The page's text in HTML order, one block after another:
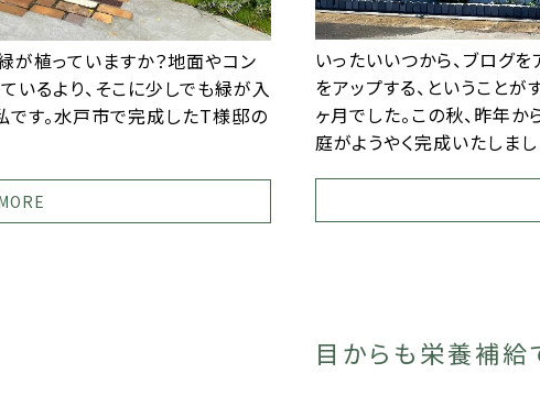
が植っていますか？地面やコン
いるより、そこに少しでも緑が入
です。水戸市で完成したT様邸の
いったいいつから、ブログを
をアップする、ということ
ヶ月でした。この秋、昨年
庭がようやく完成いたしま
目からも栄養補給